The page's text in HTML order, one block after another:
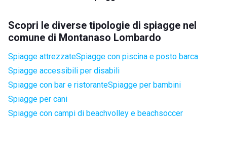
Scopri le diverse tipologie di spiagge nel
comune di Montanaso Lombardo
Spiagge attrezzateSpiagge con piscina e posto barca
Spiagge accessibili per disabili
Spiagge con bar e ristoranteSpiagge per bambini
Spiagge per cani
Spiagge con campi di beachvolley e beachsoccer